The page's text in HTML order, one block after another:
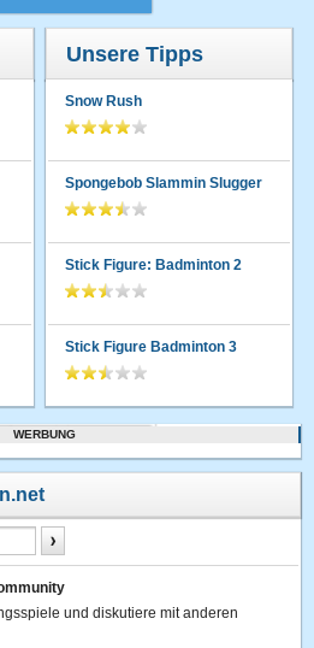
Unsere Tipps
Snow Rush
Spongebob Slammin Slugger
Stick Figure: Badminton 2
Stick Figure Badminton 3
WERBUNG
und diskutiere mit anderen